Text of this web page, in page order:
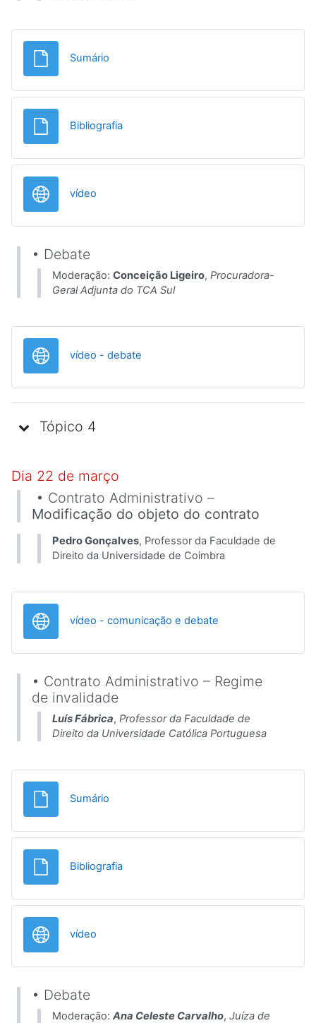
Sumário
BibliografiaFicheiro
vídeo
• Debate
Moderação: Conceição Ligeiro, Procuradora-
Geral Adjunta do TCA Sul
vídeo - debate
Tópico 4
Dia 22 de março
• Contrato Administrativo –
Modificação do objeto do contrato
Pedro Gonçalves, Professor da Faculdade de
Direito da Universidade de Coimbra
vídeo - comunicação e debate
• Contrato Administrativo – Regime
de invalidade
Luís Fábrica, Professor da Faculdade de
Direito da Universidade Católica Portuguesa
Sumário
BibliografiaFicheiro
vídeo
• Debate
Moderação: Ana Celeste Carvalho, Juíza de